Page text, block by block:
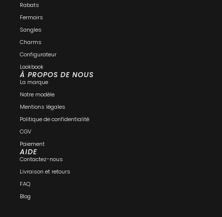
Rabats
Fermoirs
Sangles
Charms
Configurateur
Lookbook
À PROPOS DE NOUS
La marque
Notre modèle
Mentions légales
Politique de confidentialité
CGV
Paiement
AIDE
Contactez-nous
Livraison et retours
FAQ
Blog